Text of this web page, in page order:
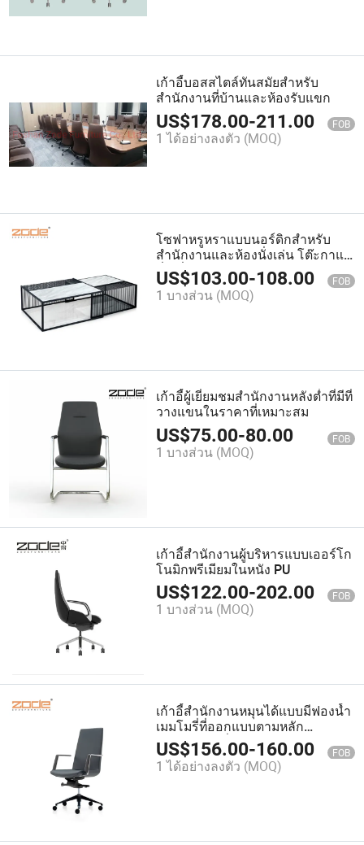
เก้าอี้บอสสไตล์ทันสมัยสำหรับ
สำนักงานที่บ้านและห้องรับแขก
US$178.00-211.00 FOB
1 ได้อย่างลงตัว (MOQ)
โซฟาหรูหราแบบนอร์ดิกสำหรับ
สำนักงานและห้องนั่งเล่น โต๊ะกาแฟ
สี่เหลี่ยม
US$103.00-108.00 FOB
1 บางส่วน (MOQ)
เก้าอี้ผู้เยี่ยมชมสำนักงานหลังต่ำที่มีที่
วางแขนในราคาที่เหมาะสม
US$75.00-80.00 FOB
1 บางส่วน (MOQ)
เก้าอี้สำนักงานผู้บริหารแบบเออร์โก
โนมิกพรีเมียมในหนัง PU
US$122.00-202.00 FOB
1 บางส่วน (MOQ)
เก้าอี้สำนักงานหมุนได้แบบมีฟองน้ำ
เมมโมรี่ที่ออกแบบตามหลัก
สรีรศาสตร์เพื่อความสบาย
US$156.00-160.00 FOB
1 ได้อย่างลงตัว (MOQ)